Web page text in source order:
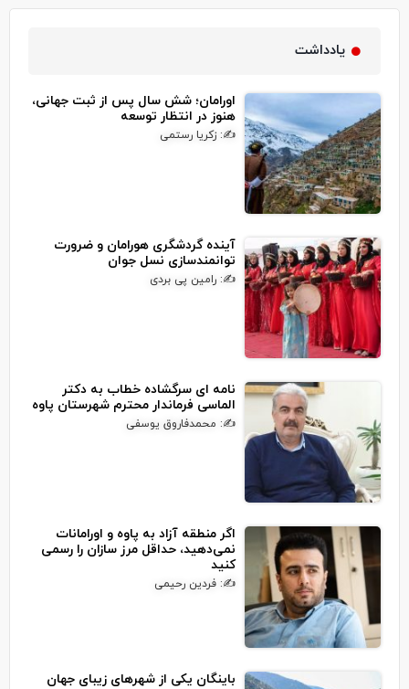
یادداشت
اورامان؛ شش سال پس از ثبت جهانی،
هنوز در انتظار توسعه
✍: زکریا رستمی
آینده گردشگری هورامان و ضرورت
توانمندسازی نسل جوان
✍: رامین پی بردی
نامه ای سرگشاده خطاب به دکتر
الماسی فرماندار محترم شهرستان پاوه
✍: محمدفاروق یوسفی
اگر منطقه آزاد به پاوه و اورامانات
نمی‌دهید، حداقل مرز سازان را رسمی
کنید
✍: فردین رحیمی
باینگان یکی از شهرهای زیبای جهان